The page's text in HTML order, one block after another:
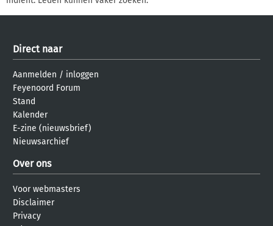
Direct naar
Aanmelden / inloggen
Feyenoord Forum
Stand
Kalender
E-zine (nieuwsbrief)
Nieuwsarchief
Over ons
Voor webmasters
Disclaimer
Privacy